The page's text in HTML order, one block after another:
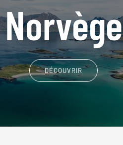
Norvège
DÉCOUVRIR